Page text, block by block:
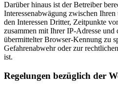
Darüber hinaus ist der Betreiber
Interessenabwägung zwischen
den Interessen Dritter, Zeitpunkte
zusammen mit Ihrer IP-Adresse
übermittelter Browser-Kennung zu
Gefahrenabwehr oder zur
ist.
Regelungen bezüglich der